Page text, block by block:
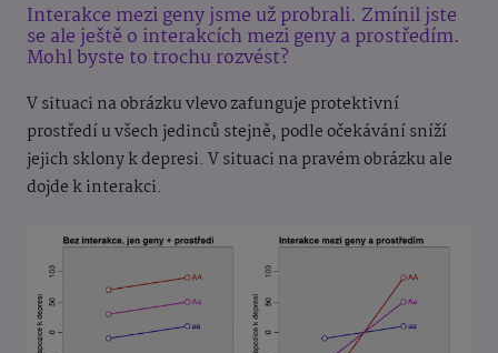
Interakce mezi geny jsme už probrali. Zmínil jste
se ale ještě o interakcích mezi geny a prostředím.
Mohl byste to trochu rozvést?
V situaci na obrázku vlevo zafunguje protektivní
prostředí u všech jedinců stejně, podle očekávání sníží
jejich sklony k depresi. V situaci na pravém obrázku ale
dojde k interakci.